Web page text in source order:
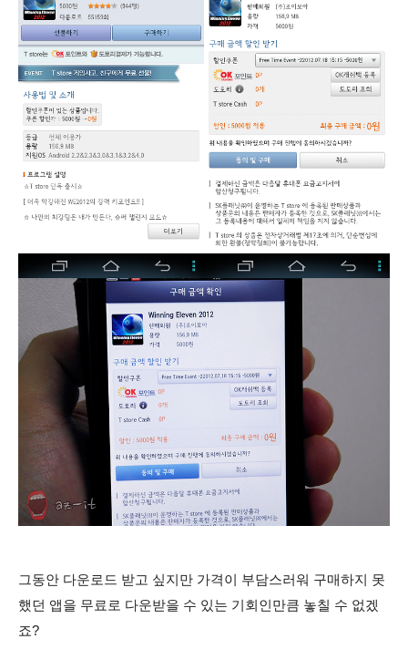
그동안 다운로드 받고 싶지만 가격이 부담스러워 구매하지 못
했던 앱을 무료로 다운받을 수 있는 기회인만큼 놓칠 수 없겠
죠?